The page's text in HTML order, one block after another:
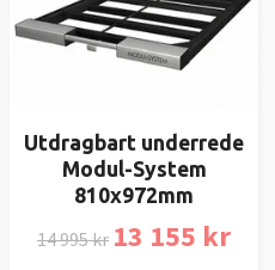
Utdragbart underrede
Modul-System
810x972mm
14 995 kr 13 155 kr